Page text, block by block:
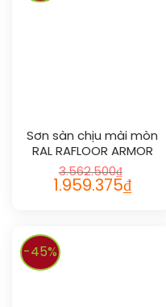
Sơn sàn chịu mài mòn
RAL RAFLOOR ARMOR
2004
3.562.500₫
1.959.375₫
-45%